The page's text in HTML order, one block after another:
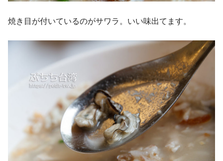
焼き目が付いているのがサワラ。いい味出てます。